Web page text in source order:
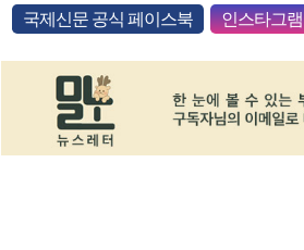
국제신문 공식 페이스북 인스타그램